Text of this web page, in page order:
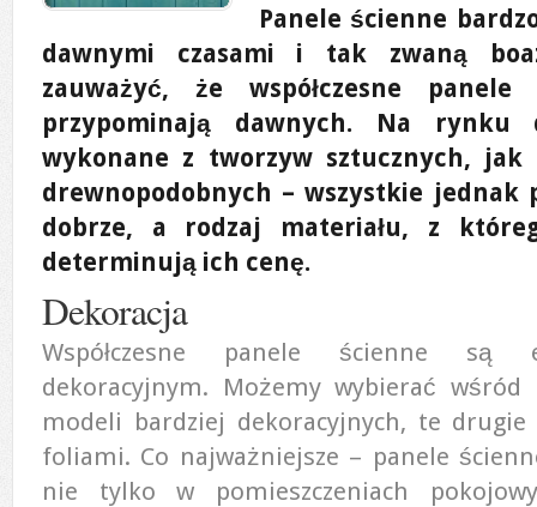
Panele ścienne
dawnymi czasami i tak zwaną
zauważyć, że współczesne
przypominają dawnych. Na rynku
wykonane z tworzyw sztucznych, jak
drewnopodobnych – wszystkie jednak
dobrze, a rodzaj materiału, z
determinują ich cenę.
Dekoracja
Współczesne panele ścienne są
dekoracyjnym. Możemy wybierać
modeli bardziej dekoracyjnych, te
foliami. Co najważniejsze – panele
nie tylko w pomieszczeniach